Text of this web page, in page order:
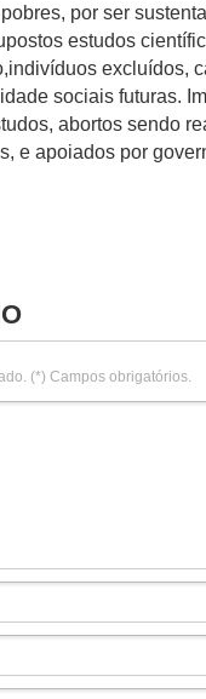
por ser
estudos
excluídos,
sociais futuras.
abortos sendo
e apoiados por
(*) Campos obrigatórios.